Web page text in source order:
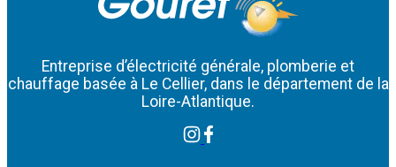
Entreprise d’électricité générale, plomberie et
chauffage basée à Le Cellier, dans le département de la
Loire-Atlantique.